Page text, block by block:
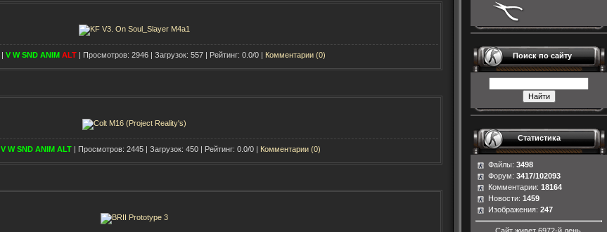
| V W SND ANIM ALT | Просмотров: 2946 | Загрузок: 557 | Рейтинг: 0.0/0 | Комментарии (0)
V W SND ANIM ALT | Просмотров: 2445 | Загрузок: 450 | Рейтинг: 0.0/0 | Комментарии (0)
Поиск по сайту
Статистика
Файлы: 3498
Форум: 3417/102093
Комментарии: 18164
Новости: 1459
Изображения: 247